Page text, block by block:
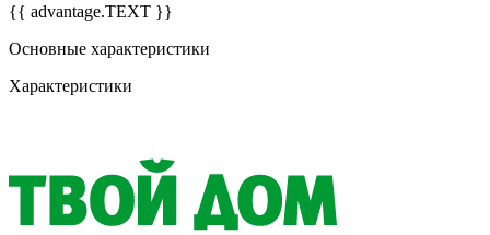
{{ advantage.TEXT }}
Основные характеристики
Характеристики